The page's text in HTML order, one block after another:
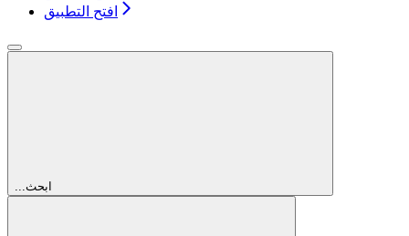
افتح التطبيق
...ابحث